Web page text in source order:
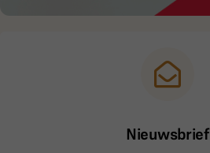
Nieuwsbrief